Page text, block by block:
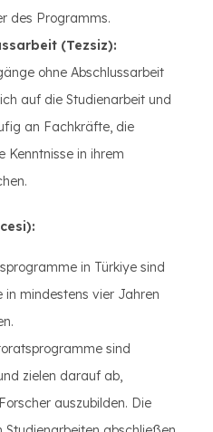
des Programms.
(Tezsiz):
ohne Abschlussarbeit
auf die Studienarbeit und
an Fachkräfte, die
Kenntnisse in ihrem
in Türkiye sind
in mindestens vier Jahren
sind
zielen darauf ab,
auszubilden. Die